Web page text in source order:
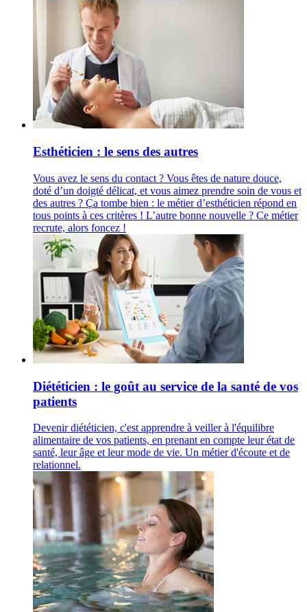
Esthéticien : le sens des autres
Vous avez le sens du contact ? Vous êtes de nature douce,
doté d’un doigté délicat, et vous aimez prendre soin de vous et
des autres ? Ça tombe bien : le métier d’esthéticien répond en
tous points à ces critères ! L’autre bonne nouvelle ? Ce métier
recrute, alors foncez !
Diététicien : le goût au service de la santé de vos
patients
Devenir diététicien, c'est apprendre à veiller à l'équilibre
alimentaire de vos patients, en prenant en compte leur état de
santé, leur âge et leur mode de vie. Un métier d'écoute et de
relationnel.